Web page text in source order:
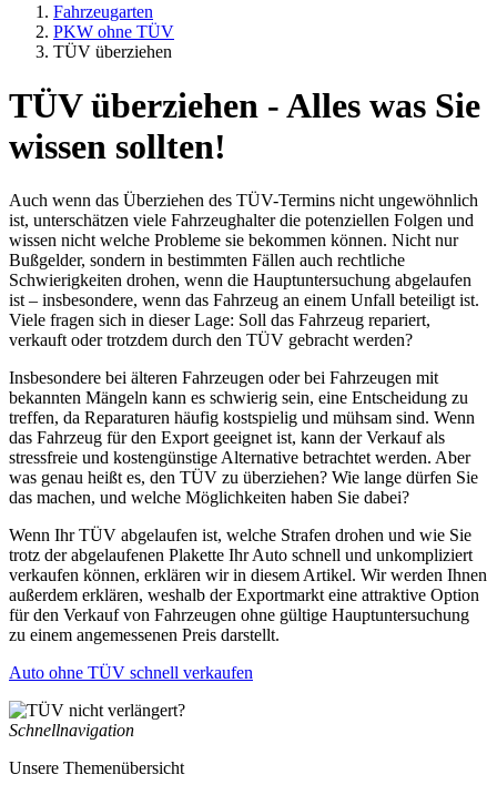
Fahrzeugarten
PKW ohne TÜV
TÜV überziehen
TÜV überziehen - Alles was Sie
wissen sollten!
Auch wenn das Überziehen des TÜV-Termins nicht ungewöhnlich
ist, unterschätzen viele Fahrzeughalter die potenziellen Folgen und
wissen nicht welche Probleme sie bekommen können. Nicht nur
Bußgelder, sondern in bestimmten Fällen auch rechtliche
Schwierigkeiten drohen, wenn die Hauptuntersuchung abgelaufen
ist – insbesondere, wenn das Fahrzeug an einem Unfall beteiligt ist.
Viele fragen sich in dieser Lage: Soll das Fahrzeug repariert,
verkauft oder trotzdem durch den TÜV gebracht werden?
Insbesondere bei älteren Fahrzeugen oder bei Fahrzeugen mit
bekannten Mängeln kann es schwierig sein, eine Entscheidung zu
treffen, da Reparaturen häufig kostspielig und mühsam sind. Wenn
das Fahrzeug für den Export geeignet ist, kann der Verkauf als
stressfreie und kostengünstige Alternative betrachtet werden. Aber
was genau heißt es, den TÜV zu überziehen? Wie lange dürfen Sie
das machen, und welche Möglichkeiten haben Sie dabei?
Wenn Ihr TÜV abgelaufen ist, welche Strafen drohen und wie Sie
trotz der abgelaufenen Plakette Ihr Auto schnell und unkompliziert
verkaufen können, erklären wir in diesem Artikel. Wir werden Ihnen
außerdem erklären, weshalb der Exportmarkt eine attraktive Option
für den Verkauf von Fahrzeugen ohne gültige Hauptuntersuchung
zu einem angemessenen Preis darstellt.
Auto ohne TÜV schnell verkaufen
Schnellnavigation
Unsere Themenübersicht